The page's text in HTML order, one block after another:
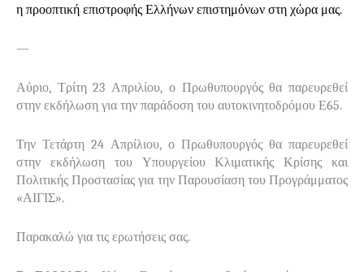
η προοπτική επιστροφής Ελλήνων επιστημόνων στη χώρα μας.
—
Αύριο, Τρίτη 23 Απριλίου, ο Πρωθυπουργός θα παρευρεθεί
στην εκδήλωση για την παράδοση του αυτοκινητοδρόμου Ε65.
Την Τετάρτη 24 Απρίλιου, ο Πρωθυπουργός θα παρευρεθεί
στην εκδήλωση του Υπουργείου Κλιματικής Κρίσης και
Πολιτικής Προστασίας για την Παρουσίαση του Προγράμματος
«ΑΙΓΙΣ».
Παρακαλώ για τις ερωτήσεις σας.